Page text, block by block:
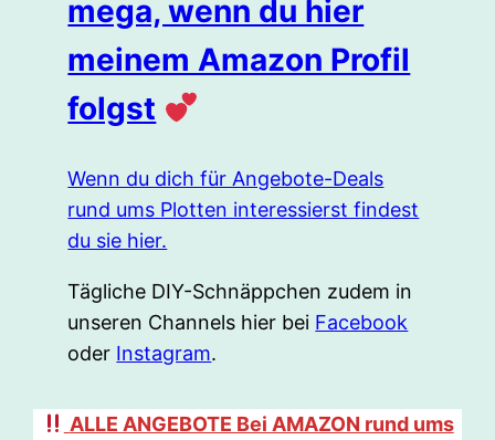
mega, wenn du hier
meinem Amazon Profil
folgst
Wenn du dich für Angebote-Deals
rund ums Plotten interessierst findest
du sie hier.
Tägliche DIY-Schnäppchen zudem in
unseren Channels hier bei Facebook
oder Instagram.
ALLE ANGEBOTE Bei AMAZON rund ums